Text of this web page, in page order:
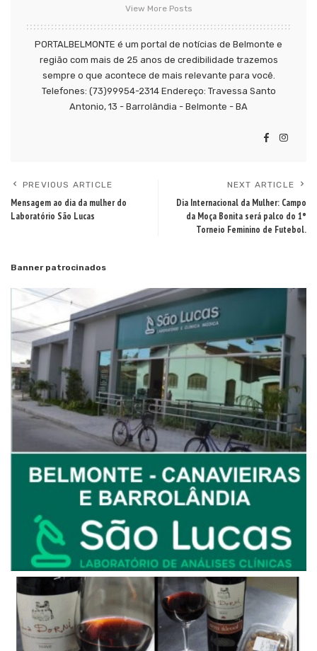
View More Posts
PORTALBELMONTE é um portal de notícias de Belmonte e
região com mais de 25 anos de credibilidade trazemos
sempre o que acontece de mais relevante para você.
Telefones: (73)99954-2314 Endereço: Travessa Santo
Antonio, 13 - Barrolândia - Belmonte - BA
PREVIOUS ARTICLE
Mensagem ao dia da mulher do
Laboratório São Lucas
NEXT ARTICLE
Dia Internacional da Mulher: Campo
da Moça Bonita será palco do 1°
Torneio Feminino de Futebol.
Banner patrocinados